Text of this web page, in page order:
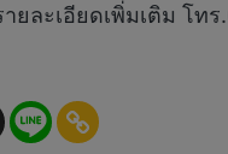
ยละเอียดเพิ่มเติม โท